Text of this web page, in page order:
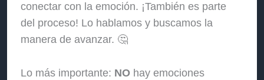
conectar con la emoción. ¡También es parte
del proceso! Lo hablamos y buscamos la
manera de avanzar. 🤔
Lo más importante: NO hay emociones